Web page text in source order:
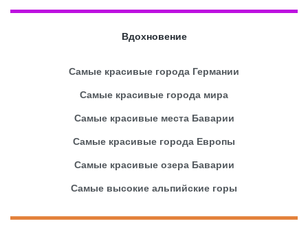
Вдохновение
Самые красивые города Германии
Самые красивые города мира
Самые красивые места Баварии
Самые красивые города Европы
Самые красивые озера Баварии
Самые высокие альпийские горы